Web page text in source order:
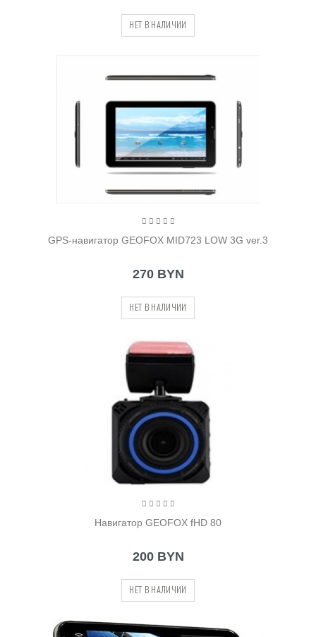
НЕТ В НАЛИЧИИ
GPS-навигатор GEOFOX MID723 LOW 3G ver.3
270 BYN
НЕТ В НАЛИЧИИ
Навигатор GEOFOX fHD 80
200 BYN
НЕТ В НАЛИЧИИ